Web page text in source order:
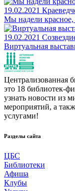
19.02.2021
Мы надели красное,
19.02.2021
Виртуальная
Централизованная
это 18 библиотек-
узнать новости из
мероприятий, а
услугами!
Разделы сайта
ЦБС
Библиотеки
Афиша
Клубы